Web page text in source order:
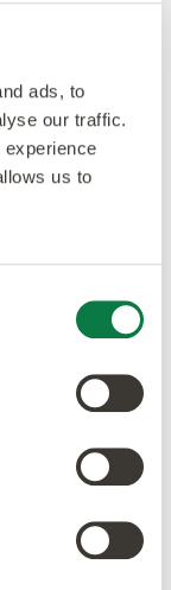
ads, to
our traffic.
us to